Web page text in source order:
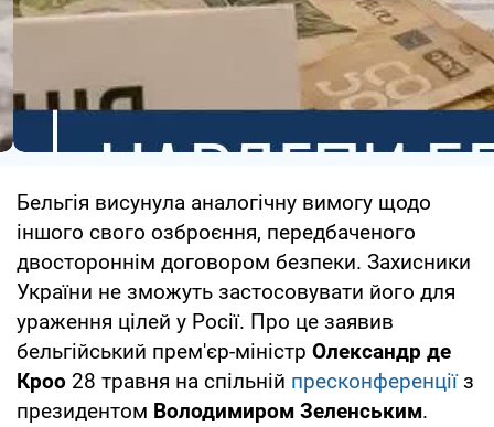
Бельгія висунула аналогічну вимогу щодо
іншого свого озброєння, передбаченого
двостороннім договором безпеки. Захисники
України не зможуть застосовувати його для
ураження цілей у Росії. Про це заявив
бельгійський прем'єр-міністр Олександр де
Кроо 28 травня на спільній пресконференціїз
президентом Володимиром Зеленським.